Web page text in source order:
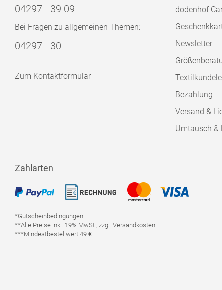
04297 - 39 09
Bei Fragen zu allgemeinen Themen:
04297 - 30
Zum Kontaktformular
dodenhof
Newsletter
Bezahlung
Versand &
Umtausch &
Zahlarten
*Gutscheinbedingungen
**Alle Preise inkl. 19% MwSt., zzgl. Versandkosten
***Mindestbestellwert 49 €